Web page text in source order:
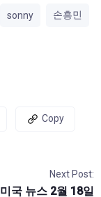
sonny 손흥민
Copy
Next Post:
미국 뉴스 2월 18일